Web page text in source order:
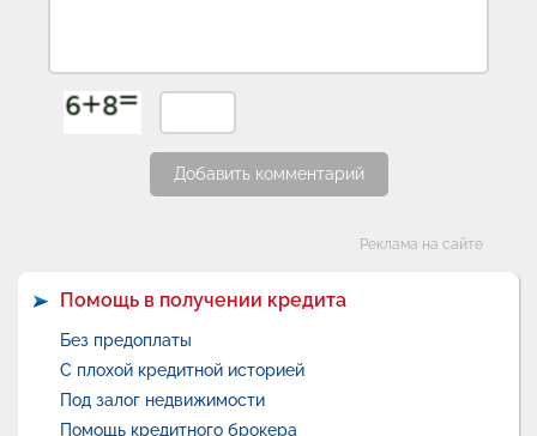
Добавить комментарий
Реклама на сайте
Помощь в получении кредита
Без предоплаты
С плохой кредитной историей
Под залог недвижимости
Помощь кредитного брокера